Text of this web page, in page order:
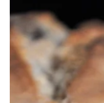
Bezlepkový
CHLÉB
Koupila jsem si polohrubou
tápu, co s ní mám dělat.
chléb z polohrubé mouky.